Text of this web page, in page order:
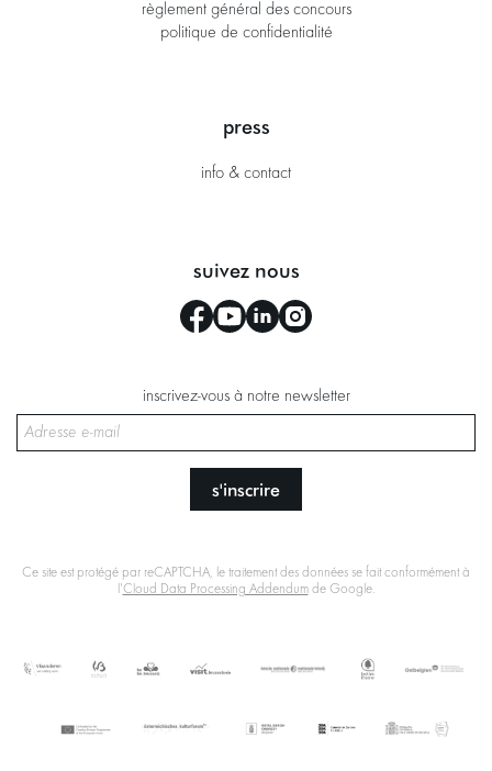
règlement général des concours
politique de confidentialité
press
info & contact
suivez nous
inscrivez-vous à notre newsletter
s'inscrire
Ce site est protégé par reCAPTCHA, le traitement des données se fait conformément à
l'Cloud Data Processing Addendumde Google.